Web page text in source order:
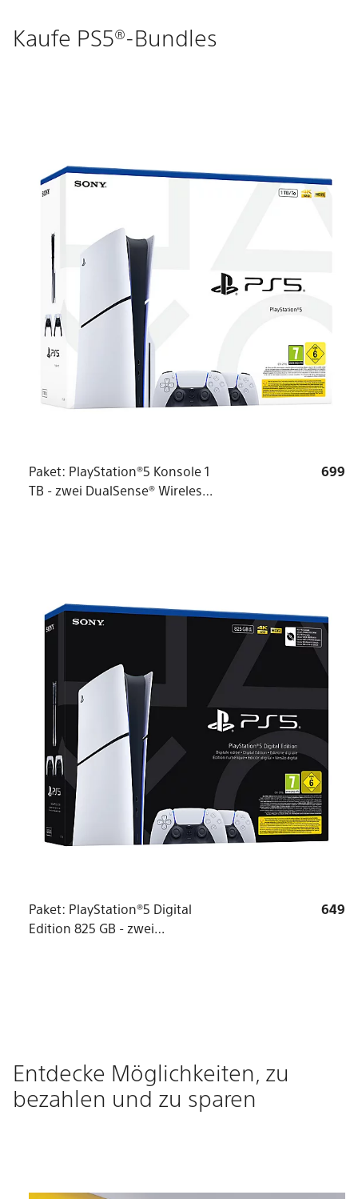
Kaufe PS5®-Bundles
Paket: PlayStation®5 Konsole 1
TB - zwei DualSense® Wireless
699
Paket: PlayStation®5 Digital
Edition 825 GB - zwei
649
Entdecke Möglichkeiten, zu
bezahlen und zu sparen